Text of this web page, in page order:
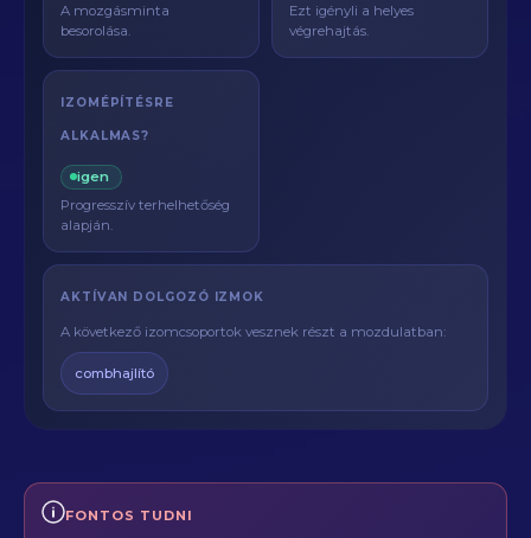
A mozgásminta
besorolása.
Ezt igényli a helyes
végrehajtás.
IZOMÉPÍTÉSRE
ALKALMAS?
igen
Progresszív terhelhetőség
alapján.
AKTÍVAN DOLGOZÓ IZMOK
A következő izomcsoportok vesznek részt a mozdulatban:
combhajlító
FONTOS TUDNI